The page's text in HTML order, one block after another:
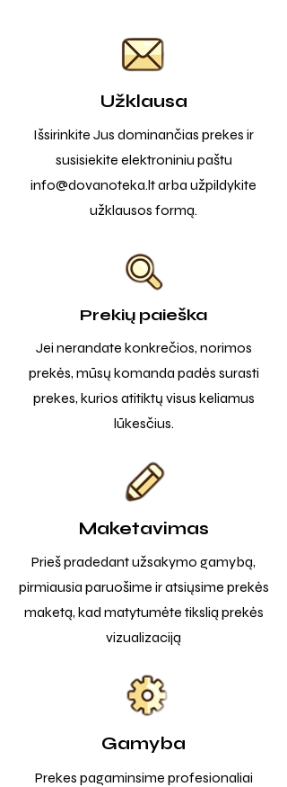
Užklausa
Išsirinkite Jus dominančias prekes ir
susisiekite elektroniniu paštu
info@dovanoteka.ltarba užpildykite
užklausos formą.
Prekių paieška
Jei nerandate konkrečios, norimos
prekės, mūsų komanda padės surasti
prekes, kurios atitiktų visus keliamus
lūkesčius.
Maketavimas
Prieš pradedant užsakymo gamybą,
pirmiausia paruošime ir atsiųsime prekės
maketą, kad matytumėte tikslią prekės
vizualizaciją
Gamyba
Prekes pagaminsime profesionaliai